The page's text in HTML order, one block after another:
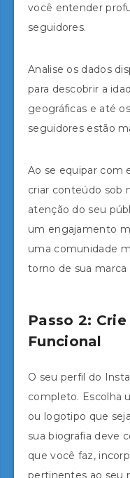
você entender
seguidores.
Analise os dados
para descobrir a
geográficas e até
seguidores estão
Ao se equipar com
criar conteúdo sob
atenção do seu
um engajamento
uma comunidade
torno de sua marca
Passo 2:
Funcional
O seu perfil do
completo. Escolha
ou logotipo que
sua biografia deve
que você faz,
pertinentes ao seu